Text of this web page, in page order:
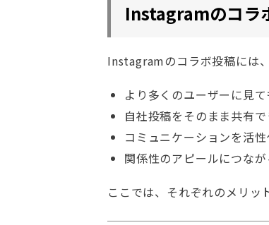
Instagramのコラ
Instagramのコラボ投稿には
より多くのユーザーに見て
自社投稿をそのまま共有で
コミュニケーションを活
関係性のアピールにつなが
ここでは、それぞれのメリッ